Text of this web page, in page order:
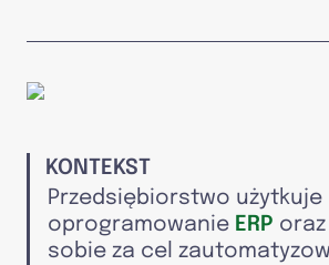
KONTEKST
Przedsiębiorstwo użytkuje
oprogramowanie ERP
sobie za cel